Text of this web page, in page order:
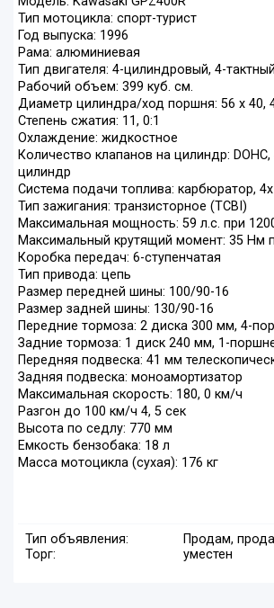
Тип мотоцикла: спорт-турист
Год выпуска: 1996
Рама: алюминиевая
Тип двигателя: 4-цилиндровый, 4-
Рабочий объем: 399 куб. см.
Диаметр цилиндра/ход поршня: 56 х 40,
Степень сжатия: 11, 0:1
Охлаждение: жидкостное
Количество клапанов на цилиндр:
цилиндр
Система подачи топлива: карбюратор, 4x
Тип зажигания: транзисторное (TCBI)
Максимальная мощность: 59 л.с. при
Максимальный крутящий момент: 35 Нм
Коробка передач: 6-ступенчатая
Тип привода: цепь
Размер передней шины: 100/90-16
Размер задней шины: 130/90-16
Передние тормоза: 2 диска 300 мм, 4-
Задние тормоза: 1 диск 240 мм, 1-
Передняя подвеска: 41 мм
Задняя подвеска: моноамортизатор
Максимальная скорость: 180, 0 км/ч
Разгон до 100 км/ч 4, 5 сек
Высота по седлу: 770 мм
Емкость бензобака: 18 л
Масса мотоцикла (сухая): 176 кг
Тип объявления:
Продам,
Торг:
уместен